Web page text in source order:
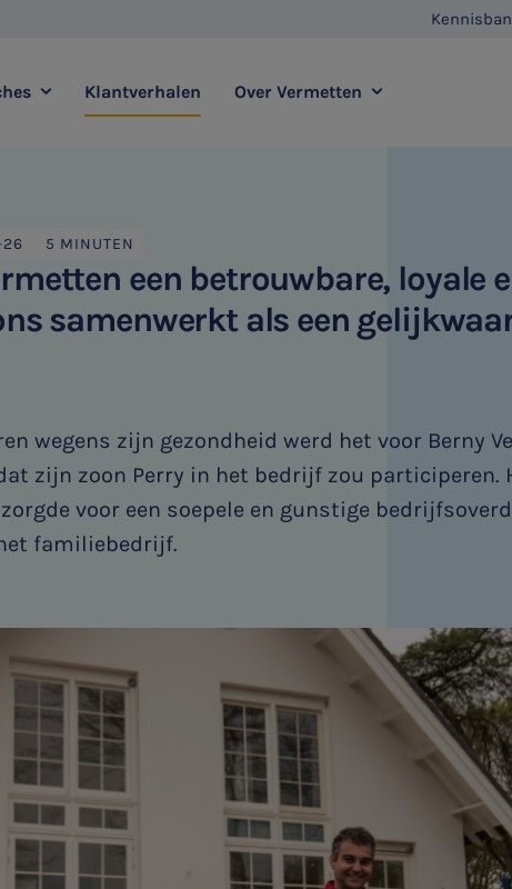
Internationaal ondernemen
Ondernemer & Privé
Klantverhalen Over Vermetten
Vermetten Foundation
5 MINUTEN
een betrouwbare, loyale
samenwerkt als een
wegens zijn gezondheid werd het voor Berny
zijn zoon Perry in het bedrijf zou participeren.
voor een soepele en gunstige
familiebedrijf.